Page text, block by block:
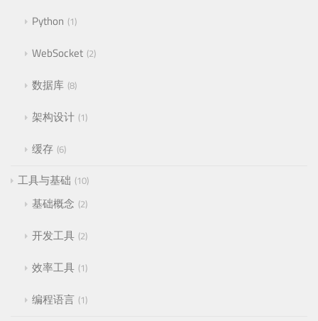
Python 1
WebSocket 2
数据库 8
架构设计 1
缓存 6
工具与基础 10
基础概念 2
开发工具 2
效率工具 1
编程语言 1